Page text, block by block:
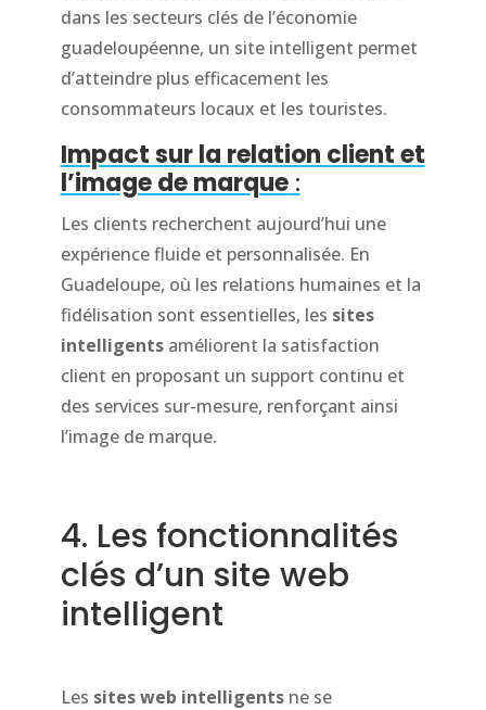
dans les secteurs clés de l’économie
guadeloupéenne, un site intelligent permet
d’atteindre plus efficacement les
consommateurs locaux et les touristes.
Impact sur la relation client et
l’image de marque:
Les clients recherchent aujourd’hui une
expérience fluide et personnalisée. En
Guadeloupe, où les relations humaines et la
fidélisation sont essentielles, les sites
intelligentsaméliorent la satisfaction
client en proposant un support continu et
des services sur-mesure, renforçant ainsi
l’image de marque.
4. Les fonctionnalités
clés d’un site web
intelligent
Les sites web intelligentsne se